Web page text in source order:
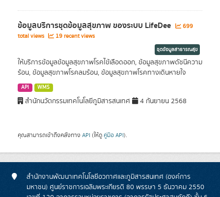
ข้อมูลบริการชุดข้อมูลสุขภาพ ของระบบ LifeDee
699
total views
19 recent views
ชุดข้อมูลสาธารณสุข
ให้บริการข้อมูลข้อมูลสุขภาพโรคไข้เลือดออก, ข้อมูลสุขภาพดัชนีความ
ร้อน, ข้อมูลสุขภาพโรคลมร้อน, ข้อมูลสุขภาพโรคทางเดินหายใจ
API WMS
สำนักนวัตกรรมเทคโนโลยีภูมิสารสนเทศ 4 กันยายน 2568
คุณสามารถเข้าถึงคลังทาง API (ให้ดู คู่มือ API).
สำนักงานพัฒนาเทคโนโลยีอวกาศและภูมิสารสนเทศ (องค์การ
มหาชน) ศูนย์ราชการเฉลิมพระเกียรติ 80 พรรษา 5 ธันวาคม 2550